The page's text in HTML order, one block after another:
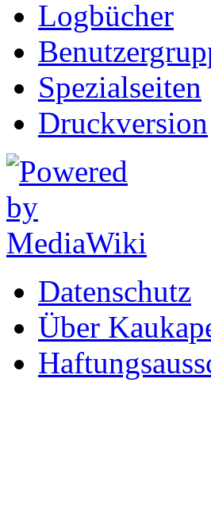
Logbücher
Spezialseiten
Druckversion
Datenschutz
Über